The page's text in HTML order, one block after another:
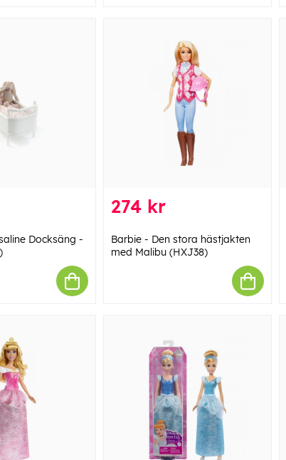
Docksäng -
274 kr
Barbie - Den stora hästjakten
med Malibu (HXJ38)